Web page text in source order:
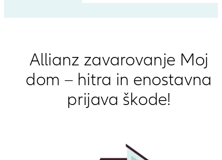
Allianz zavarovanje Moj
dom – hitra in enostavna
prijava škode!